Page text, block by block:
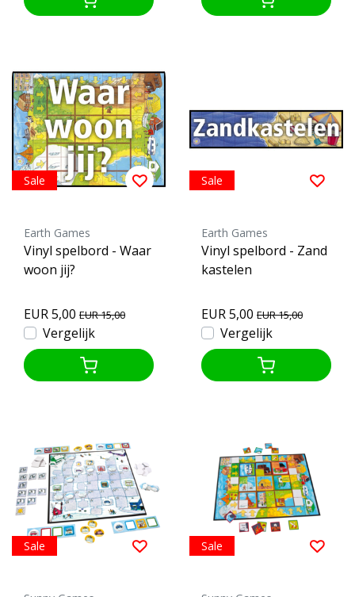
Sale
Earth Games
Vinyl spelbord - Waar
woon jij?
EUR 5,00 EUR 15,00
Vergelijk
Sale
Earth Games
Vinyl spelbord - Zand
kastelen
EUR 5,00 EUR 15,00
Vergelijk
Sale Sale